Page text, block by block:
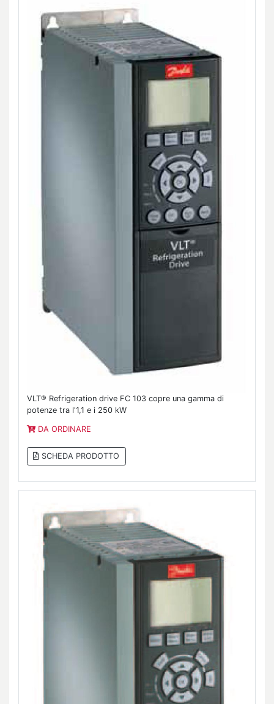
VLT® Refrigeration drive FC 103 copre una gamma di
potenze tra l'1,1 e i 250 kW
DA ORDINARE
SCHEDA PRODOTTO